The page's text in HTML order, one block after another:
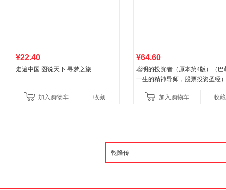
¥22.40
走遍中国 图说天下 寻梦之旅
加入购物车 收藏
¥64.60
聪明的投资者（原本第4版）（巴
一生的精神导师，股票投资圣经
加入购物车 收藏